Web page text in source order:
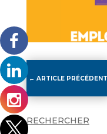
←ARTICLE PRÉCÉDENT
RECHERCHER